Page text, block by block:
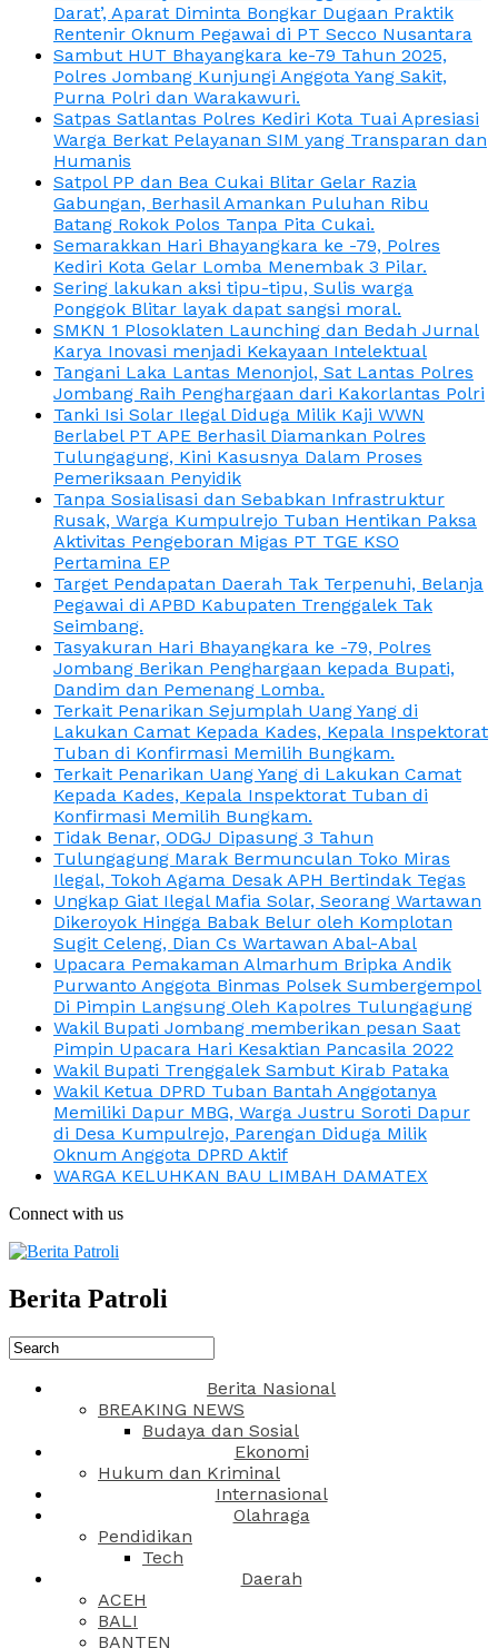
Darat’, Aparat Diminta Bongkar Dugaan Praktik
Rentenir Oknum Pegawai di PT Secco Nusantara
Sambut HUT Bhayangkara ke-79 Tahun 2025,
Polres Jombang Kunjungi Anggota Yang Sakit,
Purna Polri dan Warakawuri.
Satpas Satlantas Polres Kediri Kota Tuai Apresiasi
Warga Berkat Pelayanan SIM yang Transparan dan
Humanis
Satpol PP dan Bea Cukai Blitar Gelar Razia
Gabungan, Berhasil Amankan Puluhan Ribu
Batang Rokok Polos Tanpa Pita Cukai.
Semarakkan Hari Bhayangkara ke -79, Polres
Kediri Kota Gelar Lomba Menembak 3 Pilar.
Sering lakukan aksi tipu-tipu, Sulis warga
Ponggok Blitar layak dapat sangsi moral.
SMKN 1 Plosoklaten Launching dan Bedah Jurnal
Karya Inovasi menjadi Kekayaan Intelektual
Tangani Laka Lantas Menonjol, Sat Lantas Polres
Jombang Raih Penghargaan dari Kakorlantas Polri
Tanki Isi Solar Ilegal Diduga Milik Kaji WWN
Berlabel PT APE Berhasil Diamankan Polres
Tulungagung, Kini Kasusnya Dalam Proses
Pemeriksaan Penyidik
Tanpa Sosialisasi dan Sebabkan Infrastruktur
Rusak, Warga Kumpulrejo Tuban Hentikan Paksa
Aktivitas Pengeboran Migas PT TGE KSO
Pertamina EP
Target Pendapatan Daerah Tak Terpenuhi, Belanja
Pegawai di APBD Kabupaten Trenggalek Tak
Seimbang.
Tasyakuran Hari Bhayangkara ke -79, Polres
Jombang Berikan Penghargaan kepada Bupati,
Dandim dan Pemenang Lomba.
Terkait Penarikan Sejumplah Uang Yang di
Lakukan Camat Kepada Kades, Kepala Inspektorat
Tuban di Konfirmasi Memilih Bungkam.
Terkait Penarikan Uang Yang di Lakukan Camat
Kepada Kades, Kepala Inspektorat Tuban di
Konfirmasi Memilih Bungkam.
Tidak Benar, ODGJ Dipasung 3 Tahun
Tulungagung Marak Bermunculan Toko Miras
Ilegal, Tokoh Agama Desak APH Bertindak Tegas
Ungkap Giat Ilegal Mafia Solar, Seorang Wartawan
Dikeroyok Hingga Babak Belur oleh Komplotan
Sugit Celeng, Dian Cs Wartawan Abal-Abal
Upacara Pemakaman Almarhum Bripka Andik
Purwanto Anggota Binmas Polsek Sumbergempol
Di Pimpin Langsung Oleh Kapolres Tulungagung
Wakil Bupati Jombang memberikan pesan Saat
Pimpin Upacara Hari Kesaktian Pancasila 2022
Wakil Bupati Trenggalek Sambut Kirab Pataka
Wakil Ketua DPRD Tuban Bantah Anggotanya
Memiliki Dapur MBG, Warga Justru Soroti Dapur
di Desa Kumpulrejo, Parengan Diduga Milik
Oknum Anggota DPRD Aktif
WARGA KELUHKAN BAU LIMBAH DAMATEX
Connect with us
Berita Patroli
Berita Nasional
BREAKING NEWS
Budaya dan Sosial
Ekonomi
Hukum dan Kriminal
Internasional
Olahraga
Pendidikan
Tech
Daerah
ACEH
BALI
BANTEN